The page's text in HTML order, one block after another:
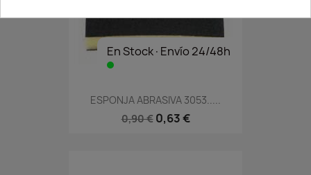
En Stock·Envío 24/48h
ESPONJA ABRASIVA 3053.....
0,90 € 0,63 €